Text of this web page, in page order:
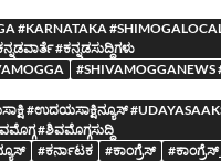
#KARNATAKA
#ಕನ್ನಡಸುದ್ದಿಗಳು
#SHIVAMOGGANEWS
#ಉದಯಸಾಕ್ಷಿನ್ಯೂಸ್
#ಶಿವಮೊಗ್ಗಸುದ್ದಿ
#ಕರ್ನಾಟಕ #ಕಾಂಗ್ರೆಸ್